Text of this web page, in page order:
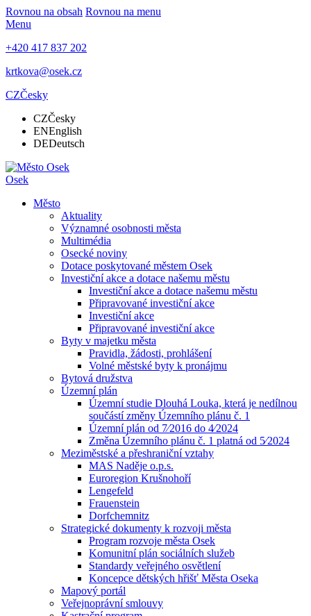
Rovnou na obsah Rovnou na menu
Menu
+420 417 837 202
krtkova@osek.cz
CZČesky
CZČesky
ENEnglish
DEDeutsch
Osek
Město
Aktuality
Významné osobnosti města
Multimédia
Osecké noviny
Dotace poskytované městem Osek
Investiční akce a dotace našemu městu
Investiční akce a dotace našemu městu
Připravované investiční akce
Investiční akce
Připravované investiční akce
Byty v majetku města
Pravidla, žádosti, prohlášení
Volné městské byty k pronájmu
Bytová družstva
Územní plán
Územní studie Dlouhá Louka, která je nedílnou
součástí změny Územního plánu č. 1
Územní plán od 7⁄2016 do 4⁄2024
Změna Územního plánu č. 1 platná od 5⁄2024
Meziměstské a přeshraniční vztahy
MAS Naděje o.p.s.
Euroregion Krušnohoří
Lengefeld
Frauenstein
Dorfchemnitz
Strategické dokumenty k rozvoji města
Program rozvoje města Osek
Komunitní plán sociálních služeb
Standardy veřejného osvětlení
Koncepce dětských hřišť Města Oseka
Mapový portál
Veřejnoprávní smlouvy